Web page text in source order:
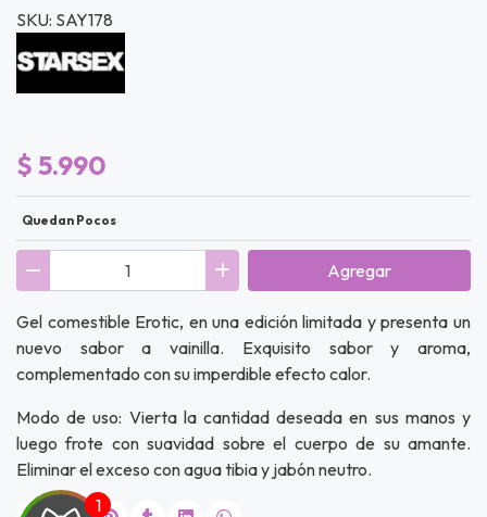
SKU: SAY178
$ 5.990
Quedan Pocos
Agregar
Gel comestible Erotic, en una edición limitada y presenta un
nuevo sabor a vainilla. Exquisito sabor y aroma,
complementado con su imperdible efecto calor.
Modo de uso: Vierta la cantidad deseada en sus manos y
luego frote con suavidad sobre el cuerpo de su amante.
Eliminar el exceso con agua tibia y jabón neutro.